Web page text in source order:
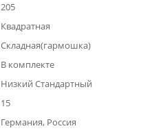
205
Квадратная
Складная(гармошка)
В комплекте
Низкий Стандартный
15
Германия, Россия